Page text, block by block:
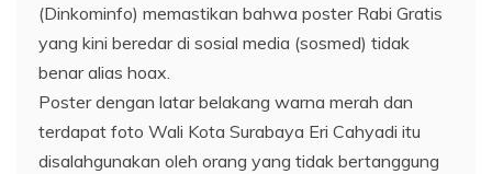
(Dinkominfo) memastikan bahwa poster Rabi Gratis
yang kini beredar di sosial media (sosmed) tidak
benar alias hoax.
Poster dengan latar belakang warna merah dan
terdapat foto Wali Kota Surabaya Eri Cahyadi itu
disalahgunakan oleh orang yang tidak bertanggung